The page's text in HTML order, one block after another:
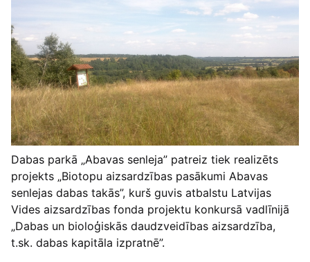
Dabas parkā „Abavas senleja” patreiz tiek realizēts
projekts „Biotopu aizsardzības pasākumi Abavas
senlejas dabas takās”, kurš guvis atbalstu Latvijas
Vides aizsardzības fonda projektu konkursā vadlīnijā
„Dabas un bioloģiskās daudzveidības aizsardzība,
t.sk. dabas kapitāla izpratnē”.